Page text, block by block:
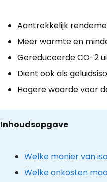
Aantrekkelijk
Meer warmte en
Gereduceerde CO-2
Dient ook als
Hogere waarde voor
Inhoudsopgave
Welke manier van
Welke onkosten